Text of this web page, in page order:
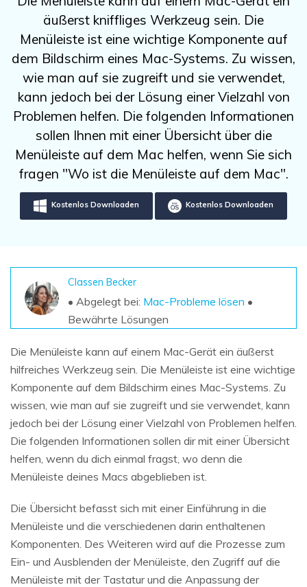
Unbegrenzte Daten vom Mac-System
wiederherstellen
Kostenlos Testen
Recoverit kostenlos
Verlorene/gel?schte Daten kostenlos
Kostenlos Testen
Repairit - Datenreparatur
UBackit - Datensicherung
Datenverlust-Szenarien
ALLE FUNKTIONEN ENTDECKEN
Sign In
search
äußerst kniffliges Werkzeug sein. Die
Menüleiste ist eine wichtige Komponente auf
dem Bildschirm eines Mac-Systems. Zu wissen,
wie man auf sie zugreift und sie verwendet,
kann jedoch bei der Lösung einer Vielzahl von
Problemen helfen. Die folgenden Informationen
sollen Ihnen mit einer Übersicht über die
Menüleiste auf dem Mac helfen, wenn Sie sich
fragen "Wo ist die Menüleiste auf dem Mac".
Kostenlos Downloaden Kostenlos Downloaden
Classen Becker
• Abgelegt bei: Mac-Probleme lösen •
Bewährte Lösungen
Die Menüleiste kann auf einem Mac-Gerät ein äußerst
hilfreiches Werkzeug sein. Die Menüleiste ist eine wichtige
Komponente auf dem Bildschirm eines Mac-Systems. Zu
wissen, wie man auf sie zugreift und sie verwendet, kann
jedoch bei der Lösung einer Vielzahl von Problemen helfen.
Die folgenden Informationen sollen dir mit einer Übersicht
helfen, wenn du dich einmal fragst, wo denn die
Menüleiste deines Macs abgeblieben ist.
Die Übersicht befasst sich mit einer Einführung in die
Menüleiste und die verschiedenen darin enthaltenen
Komponenten. Des Weiteren wird auf die Prozesse zum
Ein- und Ausblenden der Menüleiste, den Zugriff auf die
Menüleiste mit der Tastatur und die Anpassung der